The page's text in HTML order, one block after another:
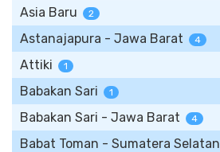
Asia Baru 2
Astanajapura - Jawa Barat 4
Attiki 1
Babakan Sari 1
Babakan Sari - Jawa Barat 4
Babat Toman - Sumatera Selatan